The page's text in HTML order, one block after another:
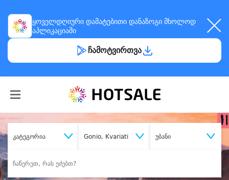
ყოველდღიური დამატებითი დანაზოგი მხოლოდ
აპლიკაციაში
ჩამოტვირთვა
კატეგორია Gonio, Kvariati უბანი